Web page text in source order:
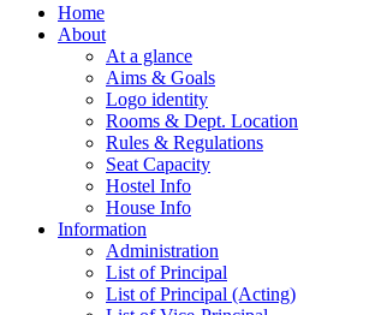
Home
About
At a glance
Aims & Goals
Logo identity
Rooms & Dept. Location
Rules & Regulations
Seat Capacity
Hostel Info
House Info
Information
Administration
List of Principal
List of Principal (Acting)